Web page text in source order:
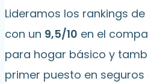
Lideramos los rankings
con un 9,5/10 en el
para hogar básico y
primer puesto en